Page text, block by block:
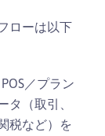
ローは以下
／プラン
（取引、
税など）を